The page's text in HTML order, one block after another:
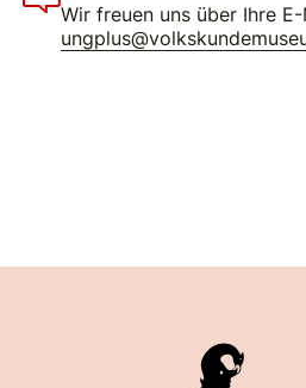
Wir freuen uns über Ihre